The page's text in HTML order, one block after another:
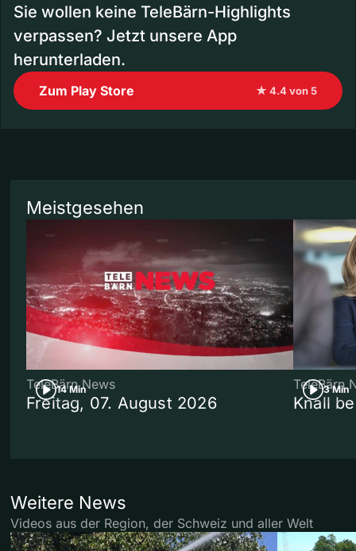
Sie wollen keine TeleBärn-Highlights
verpassen? Jetzt unsere App
herunterladen.
Zum Play Store ★ 4.4 von 5
Meistgesehen
14 Min
TeleBärn News
Freitag, 07. August 2026
3 Min
TeleBärn
Knall
Weitere News
Videos aus der Region, der Schweiz und aller Welt